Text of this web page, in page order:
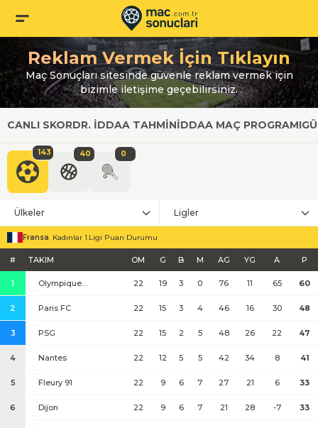
Reklam Vermek İçin Tıklayın
Maç Sonuçları sitesinde güvenle reklam vermek için
bizimle iletişime geçebilirsiniz.
CANLI SKORDR. İDDAA TAHMINİDDAA MAÇ PROGRAMI
143 40 0
Ülkeler Ligler
Fransa Kadınlar 1.Ligi Puan Durumu
# TAKIM OM G B M AG YG A P
1 Olympique Lyon 22 19 3 0 76 11 65 60
2 Paris FC 22 15 3 4 46 16 30 48
3 PSG 22 15 2 5 48 26 22 47
4 Nantes 22 12 5 5 42 34 8 41
5 Fleury 91 22 9 6 7 27 21 6 33
6 Dijon 22 9 6 7 21 28 -7 33